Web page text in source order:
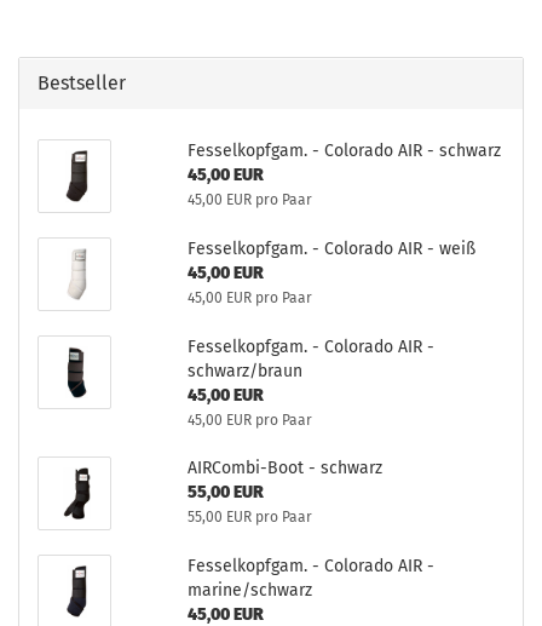
Bestseller
Fesselkopfgam. - Colorado AIR - schwarz
45,00 EUR
45,00 EUR pro Paar
Fesselkopfgam. - Colorado AIR - weiß
45,00 EUR
45,00 EUR pro Paar
Fesselkopfgam. - Colorado AIR -
schwarz/braun
45,00 EUR
45,00 EUR pro Paar
AIRCombi-Boot - schwarz
55,00 EUR
55,00 EUR pro Paar
Fesselkopfgam. - Colorado AIR -
marine/schwarz
45,00 EUR